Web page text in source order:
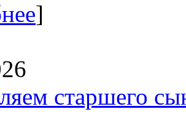
]
старшего